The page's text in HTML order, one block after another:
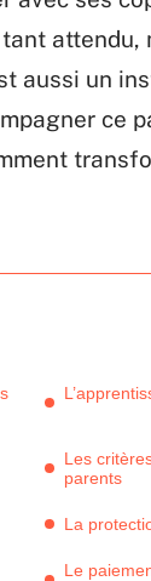
aussi un
ce
Les
parents
La
Le